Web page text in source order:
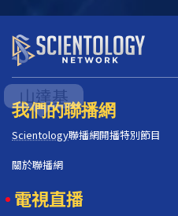
我們的聯播網
Scientology聯播網開播特別節目
關於聯播網
電視直播